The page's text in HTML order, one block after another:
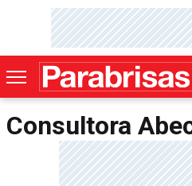
Consultora